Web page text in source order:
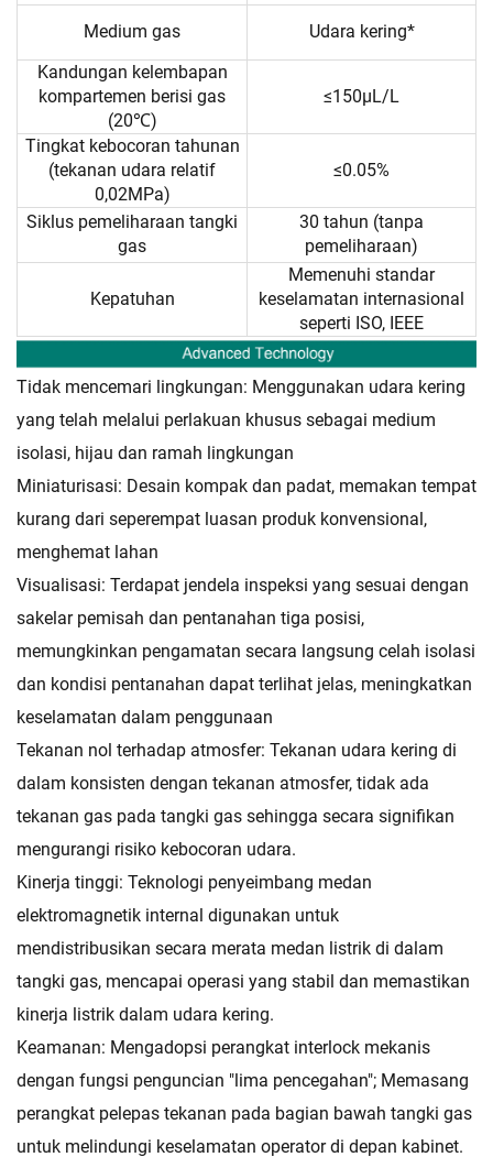
Medium gas
Udara kering*
Kandungan kelembapan
kompartemen berisi gas
(20℃)
≤150μL/L
Tingkat kebocoran tahunan
(tekanan udara relatif
0,02MPa)
≤0.05%
Siklus pemeliharaan tangki
gas
30 tahun (tanpa
pemeliharaan)
Kepatuhan
Memenuhi standar
keselamatan internasional
seperti ISO, IEEE
Tidak mencemari lingkungan: Menggunakan udara kering
yang telah melalui perlakuan khusus sebagai medium
isolasi, hijau dan ramah lingkungan
Miniaturisasi: Desain kompak dan padat, memakan tempat
kurang dari seperempat luasan produk konvensional,
menghemat lahan
Visualisasi: Terdapat jendela inspeksi yang sesuai dengan
sakelar pemisah dan pentanahan tiga posisi,
memungkinkan pengamatan secara langsung celah isolasi
dan kondisi pentanahan dapat terlihat jelas, meningkatkan
keselamatan dalam penggunaan
Tekanan nol terhadap atmosfer: Tekanan udara kering di
dalam konsisten dengan tekanan atmosfer, tidak ada
tekanan gas pada tangki gas sehingga secara signifikan
mengurangi risiko kebocoran udara.
Kinerja tinggi: Teknologi penyeimbang medan
elektromagnetik internal digunakan untuk
mendistribusikan secara merata medan listrik di dalam
tangki gas, mencapai operasi yang stabil dan memastikan
kinerja listrik dalam udara kering.
Keamanan: Mengadopsi perangkat interlock mekanis
dengan fungsi penguncian "lima pencegahan"; Memasang
perangkat pelepas tekanan pada bagian bawah tangki gas
untuk melindungi keselamatan operator di depan kabinet.